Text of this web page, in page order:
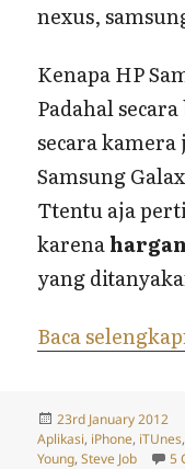
nexus,
Kenapa HP
Padahal
secara
Samsung
Ttentu aja
karena
yang
Baca
Posted
on
23rd January 2012
Aplikasi, iPhone, iTUnes,
Young,Steve Job 5